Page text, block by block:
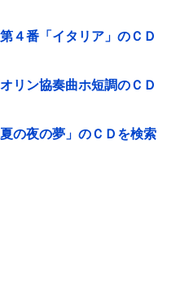
４番「イタリア」のＣＤ
リン協奏曲ホ短調のＣＤ
の夜の夢」のＣＤを検索